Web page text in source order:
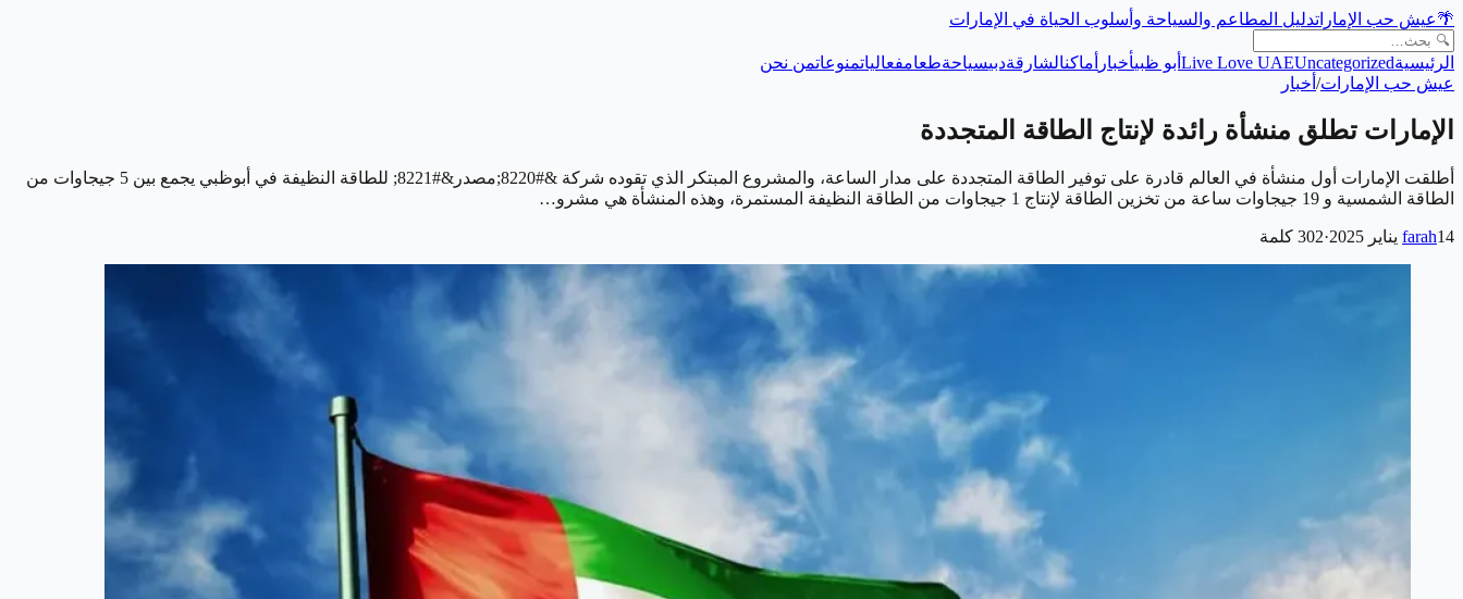
🌴عيش حب الإماراتدليل المطاعم والسياحة وأسلوب الحياة في الإمارات
الرئيسية Live Love UAEUncategorized أبو ظبيأخبار أماكنالشارقةدبيسياحةطعامفعالياتمنوعاتمن نحن
عيش حب الإمارات/ أخبار
الإمارات تطلق منشأة رائدة لإنتاج الطاقة المتجددة
أطلقت الإمارات أول منشأة في العالم قادرة على توفير الطاقة المتجددة على مدار الساعة، والمشروع المبتكر الذي تقوده شركة &#8220;مصدر&#8221; للطاقة النظيفة في أبوظبي يجمع بين 5 جيجاوات من
الطاقة الشمسية و 19 جيجاوات ساعة من تخزين الطاقة لإنتاج 1 جيجاوات من الطاقة النظيفة المستمرة، وهذه المنشأة هي مشرو…
farah14 يناير 2025 ·
302 كلمة